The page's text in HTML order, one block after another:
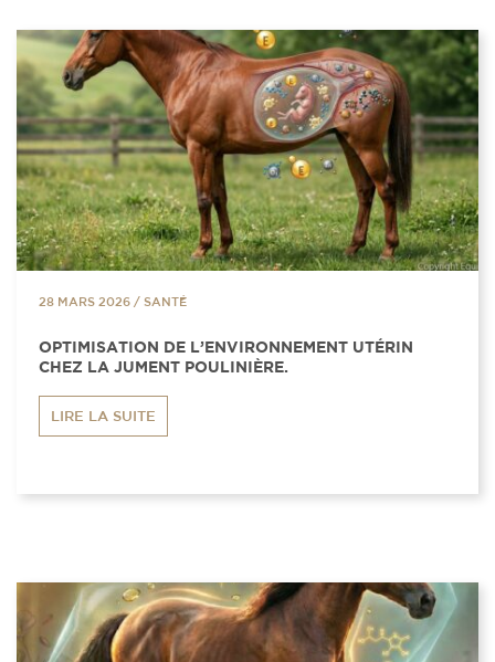
28 MARS 2026 / SANTÉ
OPTIMISATION DE L’ENVIRONNEMENT UTÉRIN
CHEZ LA JUMENT POULINIÈRE.
LIRE LA SUITE